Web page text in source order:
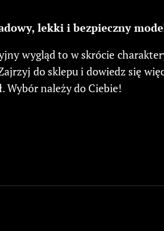
lekki i bezpieczny
wygląd to w skrócie
do sklepu i dowiedz się
Wybór należy do Ciebie!